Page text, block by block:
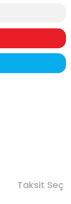
Taksit